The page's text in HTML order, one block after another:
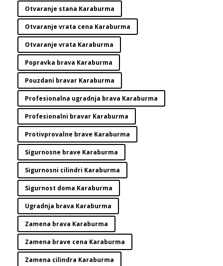
Otvaranje stana Karaburma
Otvaranje vrata cena Karaburma
Otvaranje vrata Karaburma
Popravka brava Karaburma
Pouzdani bravar Karaburma
Profesionalna ugradnja brava Karaburma
Profesionalni bravar Karaburma
Protivprovalne brave Karaburma
Sigurnosne brave Karaburma
Sigurnosni cilindri Karaburma
Sigurnost doma Karaburma
Ugradnja brava Karaburma
Zamena brava Karaburma
Zamena brave cena Karaburma
Zamena cilindra Karaburma